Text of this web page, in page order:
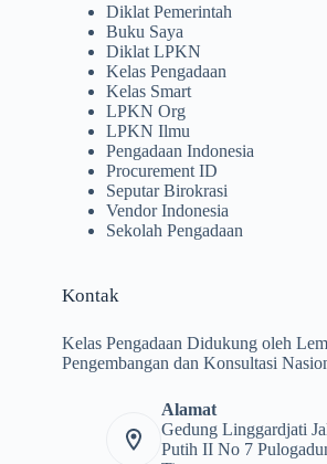
Diklat Pemerintah
Buku Saya
Diklat LPKN
Kelas Pengadaan
Kelas Smart
LPKN Org
LPKN Ilmu
Pengadaan Indonesia
Procurement ID
Seputar Birokrasi
Vendor Indonesia
Sekolah Pengadaan
Kontak
Kelas Pengadaan Didukung oleh
Pengembangan dan Konsultasi
Alamat
Gedung Linggardjati
Putih II No 7